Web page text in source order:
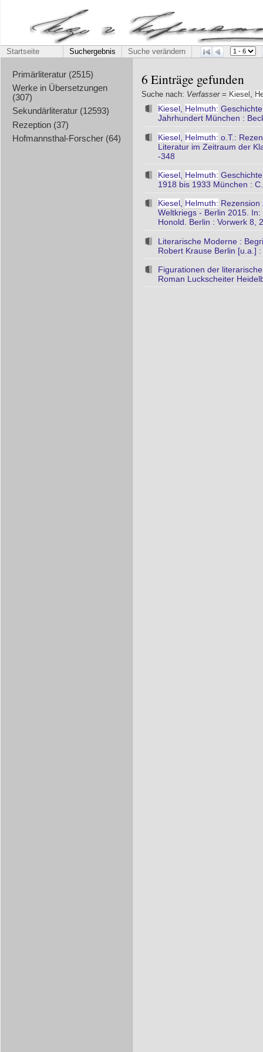
Startseite Suchergebnis Suche verändern
Primärliteratur (2515)
Werke in Übersetzungen
(307)
Sekundärliteratur (12593)
Rezeption (37)
Hofmannsthal-Forscher (64)
6 Einträge gefunden
Suche nach: Verfasser= Kiesel
Kiesel, Helmuth:
Jahrhundert München :
Kiesel Helmuth: o.T.:
Literatur im Zeitraum der
-348
Kiesel Helmuth:
1918 bis 1933 München :
Kiesel, Helmuth: Rezension
Weltkriegs - Berlin 2015.
Honold. Berlin : Vorwerk 8,
Literarische Moderne :
Robert Krause Berlin [u.a.]
Figurationen der
Roman Luckscheiter